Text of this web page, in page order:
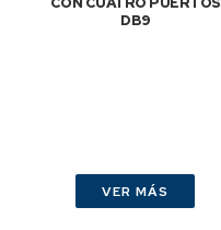
DB9
VER MÁS